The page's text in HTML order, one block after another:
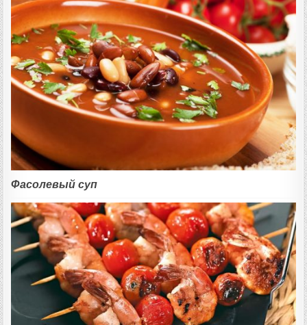
Фасолевый суп